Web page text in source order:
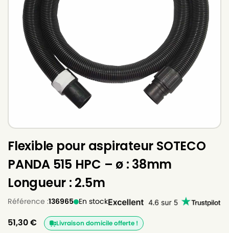
Flexible pour aspirateur SOTECO
PANDA 515 HPC – ø : 38mm
Longueur : 2.5m
Référence :136965 En stock
51,30€ Livraison domicile offerte !